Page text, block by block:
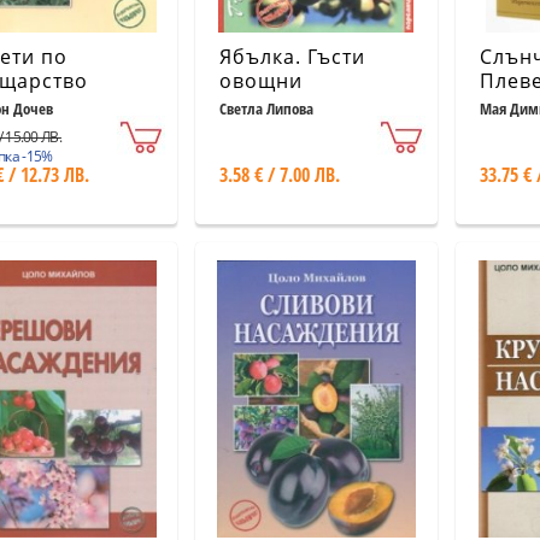
по
Дочев
15.00 ЛВ.
-15%
/ 12.73 ЛВ.
Ябълка. Гъсти
овощни
насаждения
Светла Липова
3.58 € / 7.00 ЛВ.
Мая
33.75